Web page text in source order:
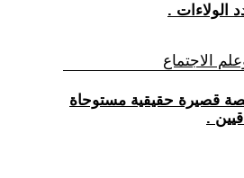
الاجتماع
قصيرة حقيقية مستوحاة
.